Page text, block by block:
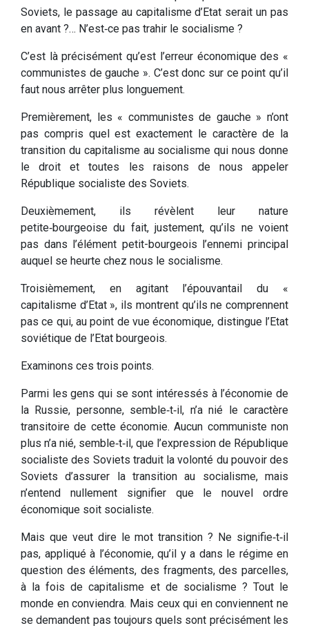
Soviets, le passage au capitalisme d’Etat serait un pas
en avant ?… N’est‑ce pas trahir le socialisme ?
C’est là précisément qu’est l’erreur économique des «
communistes de gauche ». C’est donc sur ce point qu’il
faut nous arrêter plus longuement.
Premièrement, les « communistes de gauche » n’ont
pas compris quel est exactement le caractère de la
transition du capitalisme au socialisme qui nous donne
le droit et toutes les raisons de nous appeler
République socialiste des Soviets.
Deuxièmement, ils révèlent leur nature
petite‑bourgeoise du fait, justement, qu’ils ne voient
pas dans l’élément petit­-bourgeois l’ennemi principal
auquel se heurte chez nous le socialisme.
Troisièmement, en agitant l’épouvantail du «
capitalisme d’Etat », ils montrent qu’ils ne comprennent
pas ce qui, au point de vue économique, distingue l’Etat
soviétique de l’Etat bourgeois.
Examinons ces trois points.
Parmi les gens qui se sont intéressés à l’économie de
la Russie, personne, semble‑t‑il, n’a nié le caractère
transitoire de cette économie. Aucun communiste non
plus n’a nié, semble‑t‑il, que l’expression de République
socialiste des Soviets traduit la volonté du pouvoir des
Soviets d’assurer la transition au socialisme, mais
n’entend nullement signifier que le nouvel ordre
économique soit socialiste.
Mais que veut dire le mot transition ? Ne signifie‑t‑il
pas, appliqué à l’économie, qu’il y a dans le régime en
question des éléments, des fragments, des parcelles,
à la fois de capitalisme et de socialisme ? Tout le
monde en conviendra. Mais ceux qui en conviennent ne
se demandent pas toujours quels sont précisément les